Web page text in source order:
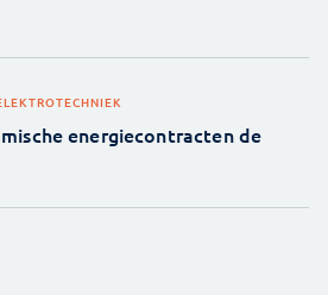
energiecontracten de